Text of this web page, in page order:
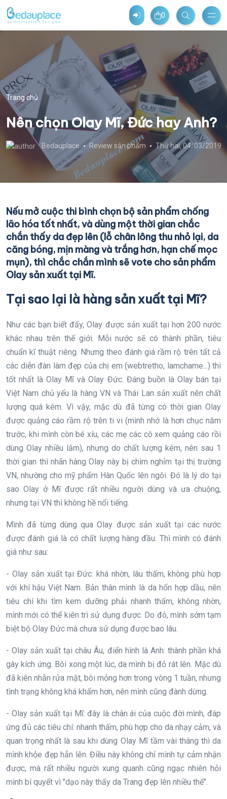
0
Trang chủ
Nên chọn Olay Mĩ, Đức hay Anh?
Bedauplace Review sản phẩm Thứ hai, 04/03/2019
Nếu mở cuộc thi bình chọn bộ sản phẩm chống
lão hóa tốt nhất, và dùng một thời gian chắc
chắn thấy da đẹp lên (lỗ chân lông thu nhỏ lại, da
căng bóng, mịn màng và trắng hơn, hạn chế mọc
mụn), thì chắc chắn mình sẽ vote cho sản phẩm
Olay sản xuất tại Mĩ.
Tại sao lại là hàng sản xuất tại Mĩ?
Như các bạn biết đấy, Olay được sản xuất tại hơn 200 nước
khác nhau trên thế giới. Mỗi nước sẽ có thành phần, tiêu
chuẩn kĩ thuật riêng. Nhưng theo đánh giá rầm rộ trên tất cả
các diễn đàn làm đẹp của chị em (webtretho, lamchame...) thì
tốt nhất là Olay Mĩ và Olay Đức. Đáng buồn là Olay bán tại
Việt Nam chủ yếu là hàng VN và Thái Lan sản xuất nên chất
lượng quá kém. Vì vậy, mặc dù đã từng có thời gian Olay
được quảng cáo rầm rộ trên ti vi (mình nhớ là hơn chục năm
trước, khi mình còn bé xíu, các mẹ các cô xem quảng cáo rồi
dùng Olay nhiều lắm), nhưng do chất lượng kém, nên sau 1
thời gian thì nhãn hàng Olay này bị chìm nghỉm tại thị trường
VN, nhường cho mỹ phẩm Hàn Quốc lên ngôi. Đó là lý do tại
sao Olay ở Mĩ được rất nhiều người dùng và ưa chuộng,
nhưng tại VN thì không hề nổi tiếng.
Mình đã từng dùng qua Olay được sản xuất tại các nước
được đánh giá là có chất lượng hàng đầu. Thì mình có đánh
giá như sau:
- Olay sản xuất tại Đức: khá nhờn, lâu thấm, không phù hợp
với khí hậu Việt Nam. Bản thân mình là da hốn hợp dầu, nên
tiêu chí khi tìm kem dưỡng phải nhanh thấm, không nhờn,
mình mới có thể kiên trì sử dụng được. Do đó, mình sớm tạm
biệt bộ Olay Đức mà chưa sử dụng được bao lâu.
- Olay sản xuất tại châu Âu, điển hình là Anh: thành phần khá
gây kích ứng. Bôi xong một lúc, da mình bị đỏ rát lên. Mặc dù
đã kiên nhẫn rửa mặt, bôi mỏng hơn trong vòng 1 tuần, nhưng
tình trạng không khá khẩm hơn, nên mình cũng đành dừng.
- Olay sản xuất tại Mĩ: đây là chân ái của cuộc đời mình, đáp
ứng đủ các tiêu chí: nhanh thấm, phù hợp cho da nhạy cảm, và
quan trọng nhất là sau khi dùng Olay Mĩ tầm vài tháng thì da
mình khỏe đẹp hẳn lên. Điều này không chỉ mình tự cảm nhận
được, mà rất nhiều người xung quanh cũng ngạc nhiên hỏi
mình bí quyết vì "dạo này thấy da Trang đẹp lên nhiều thế".